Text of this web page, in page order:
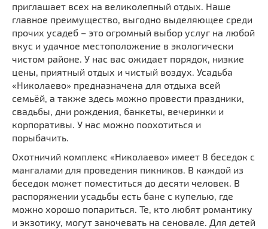
приглашает всех на великолепный отдых. Наше
главное преимущество, выгодно выделяющее среди
прочих усадеб – это огромный выбор услуг на любой
вкус и удачное местоположение в экологически
чистом районе. У нас вас ожидает порядок, низкие
цены, приятный отдых и чистый воздух. Усадьба
«Николаево» предназначена для отдыха всей
семьёй, а также здесь можно провести праздники,
свадьбы, дни рождения, банкеты, вечеринки и
корпоративы. У нас можно поохотиться и
порыбачить.
Охотничий комплекс «Николаево» имеет 8 беседок с
мангалами для проведения пикников. В каждой из
беседок может поместиться до десяти человек. В
распоряжении усадьбы есть бане с купелью, где
можно хорошо попариться. Те, кто любят романтику
и экзотику, могут заночевать на сеновале. Для детей